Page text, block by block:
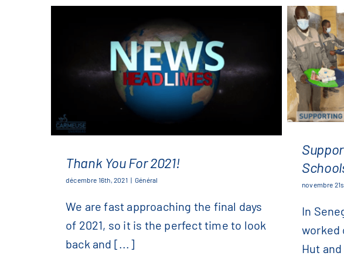
Thank You For 2021!
Thank You For 2021!
décembre 16th, 2021 | Général
We are fast approaching the final days
of 2021, so it is the perfect time to look
back and [...]
novembre
In
worked
Hut